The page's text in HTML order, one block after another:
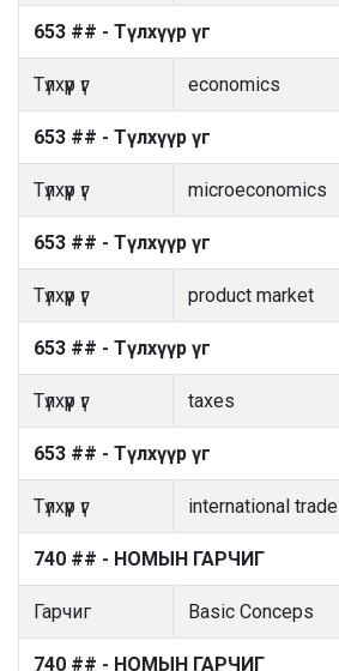
653 ## - Түлхүүр үг
Түлхүүр үг economics
653 ## - Түлхүүр үг
Түлхүүр үг microeconomics
653 ## - Түлхүүр үг
Түлхүүр үг product market
653 ## - Түлхүүр үг
Түлхүүр үг taxes
653 ## - Түлхүүр үг
Түлхүүр үг international trade
740 ## - НОМЫН ГАРЧИГ
Гарчиг Basic Conceps
740 ## - НОМЫН ГАРЧИГ